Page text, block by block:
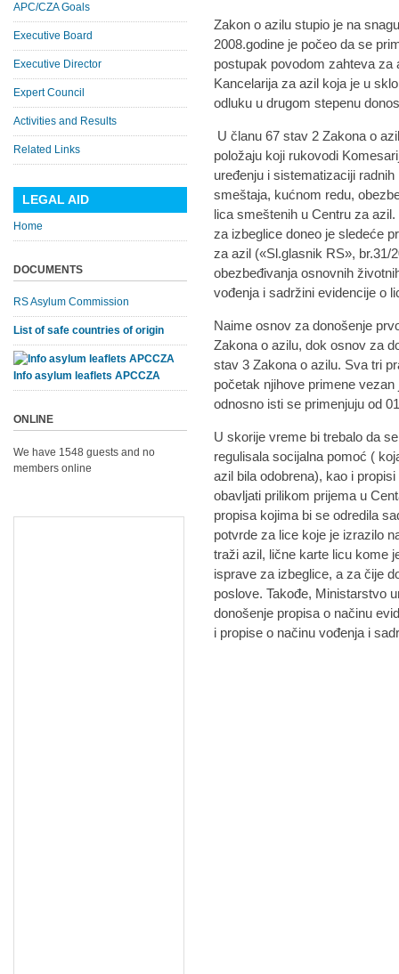
Zakon o azilu stupio je na
2008.godine je počeo da se
postupak povodom zahteva za
Kancelarija za azil koja je u
odluku u drugom stepenu
U članu 67 stav 2 Zakona o
položaju koji rukovodi
uređenju i sistematizaciji
smeštaja, kućnom redu,
lica smeštenih u Centru za
za izbeglice doneo je sledeće
za azil («Sl.glasnik RS», br.31/
obezbeđivanja osnovnih
vođenja i sadržini evidencije o
Naime osnov za donošenje
Zakona o azilu, dok osnov za
stav 3 Zakona o azilu. Sva tri
početak njihove primene
odnosno isti se primenjuju od
U skorije vreme bi trebalo da
regulisala socijalna pomoć (
azil bila odobrena), kao i
obavljati prilikom prijema u
propisa kojima bi se odredila
potvrde za lice koje je izrazilo
traži azil, lične karte licu kome
isprave za izbeglice, a za čije
poslove. Takođe, Ministarstvo
donošenje propisa o načinu
i propise o načinu vođenja i
APC/CZA Goals
Executive Board
Executive Director
Expert Council
Activities and Results
Related Links
LEGAL AID
Home
DOCUMENTS
RS Asylum Commission
List of safe countries of origin
Info asylum leaflets APCCZA
ONLINE
We have 1548 guests and no
members online